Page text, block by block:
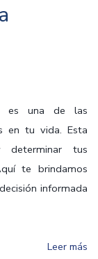
es una de las
en tu vida. Esta
tus
te brindamos
informada
Leer más